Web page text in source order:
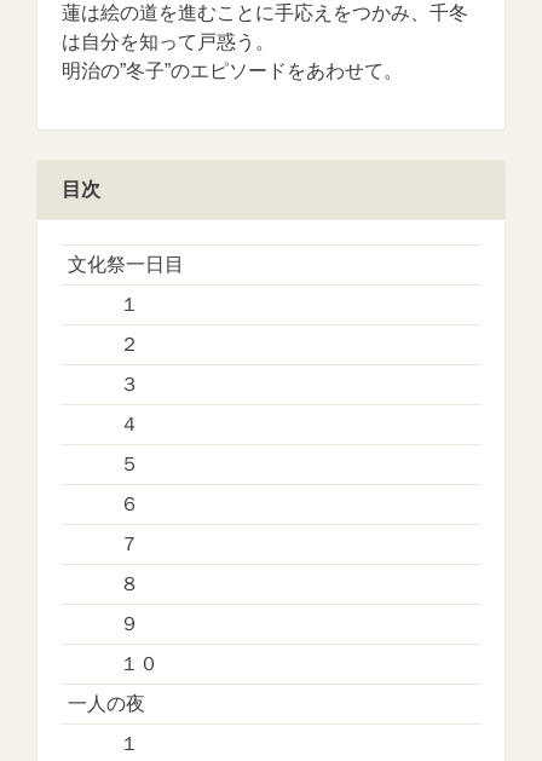
蓮は絵の道を進むことに手応えをつかみ、千冬
は自分を知って戸惑う。
明治の”冬子”のエピソードをあわせて。
目次
文化祭一日目
１
２
３
４
５
６
７
８
９
１０
一人の夜
１